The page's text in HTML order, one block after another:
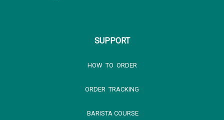
SUPPORT
HOW TO ORDER
ORDER TRACKING
BARISTA COURSE